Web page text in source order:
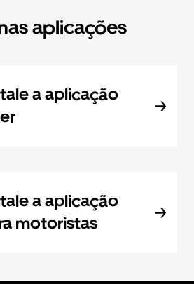
aplicações
a aplicação
a aplicação
motoristas